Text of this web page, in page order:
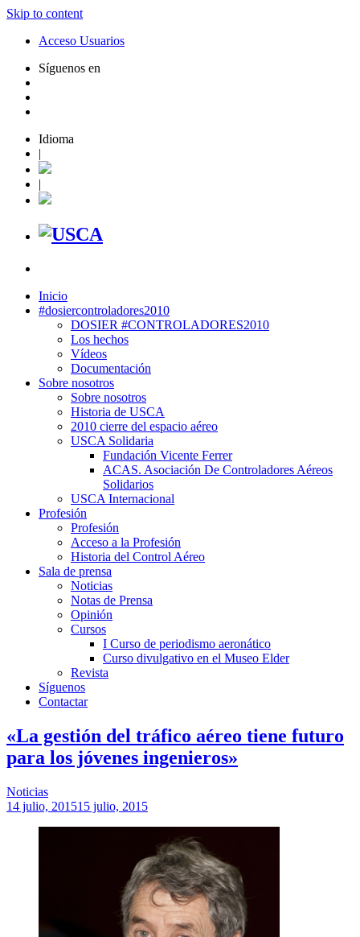
Skip to content
Acceso Usuarios
Síguenos en
Idioma
|
|
Inicio
#dosiercontroladores2010
DOSIER #CONTROLADORES2010
Los hechos
Vídeos
Documentación
Sobre nosotros
Sobre nosotros
Historia de USCA
2010 cierre del espacio aéreo
USCA Solidaria
Fundación Vicente Ferrer
ACAS. Asociación De Controladores Aéreos
Solidarios
USCA Internacional
Profesión
Profesión
Acceso a la Profesión
Historia del Control Aéreo
Sala de prensa
Noticias
Notas de Prensa
Opinión
Cursos
I Curso de periodismo aeronático
Curso divulgativo en el Museo Elder
Revista
Síguenos
Contactar
«La gestión del tráfico aéreo tiene futuro
para los jóvenes ingenieros»
Noticias
14 julio, 201515 julio, 2015